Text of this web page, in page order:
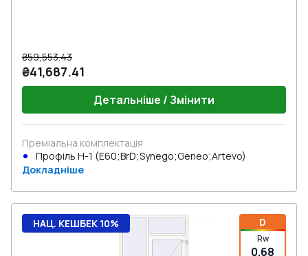
₴59,553.43
₴41,687.41
Детальніше / Змінити
Преміальна комплектація
Профіль Н-1 (E60;BrD;Synego;Geneo;Artevo)
Докладніше
D
Rw
0.68
НАЦ. КЕШБЕК 10%